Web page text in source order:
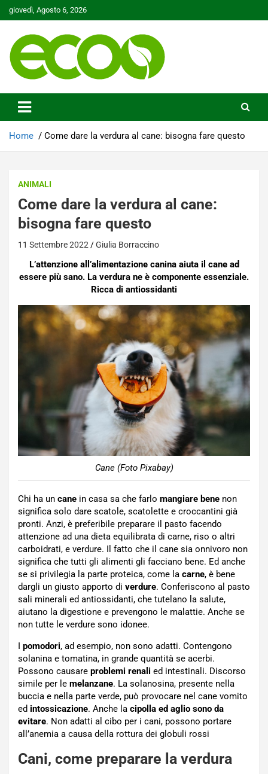
Skip
to
giovedì, Agosto 6, 2026
Ecoo.it
Home Come dare la verdura al cane: bisogna fare questo
ANIMALI
Come dare la verdura al cane:
bisogna fare questo
11 Settembre 2022 Giulia Borraccino
L’attenzione all’alimentazione canina aiuta il cane ad
essere più sano. La verdura ne è componente essenziale.
Ricca di antiossidanti
Cane (Foto Pixabay)
Chi ha un cane in casa sa che farlo mangiare bene non
significa solo dare scatole, scatolette e croccantini già
pronti. Anzi, è preferibile preparare il pasto facendo
attenzione ad una dieta equilibrata di carne, riso o altri
carboidrati, e verdure. Il fatto che il cane sia onnivoro non
significa che tutti gli alimenti gli facciano bene. Ed anche
se si privilegia la parte proteica, come la carne, è bene
dargli un giusto apporto di verdure. Conferiscono al pasto
sali minerali ed antiossidanti, che tutelano la salute,
aiutano la digestione e prevengono le malattie. Anche se
non tutte le verdure sono idonee.
I pomodori, ad esempio, non sono adatti. Contengono
solanina e tomatina, in grande quantità se acerbi.
Possono causare problemi renali ed intestinali. Discorso
simile per le melanzane. La solanosina, presente nella
buccia e nella parte verde, può provocare nel cane vomito
ed intossicazione. Anche la cipolla ed aglio sono da
evitare. Non adatti al cibo per i cani, possono portare
all’anemia a causa della rottura dei globuli rossi
Cani, come preparare la verdura